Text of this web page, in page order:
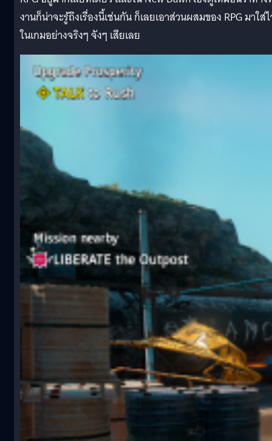
งานก็น่าจะรู้ถึงเรื่องนี้เช่นกัน ก็เลยเอาส่วนผสมของ RPG มาใส่
ในเกมอย่างจริงๆ จังๆ เสียเลย